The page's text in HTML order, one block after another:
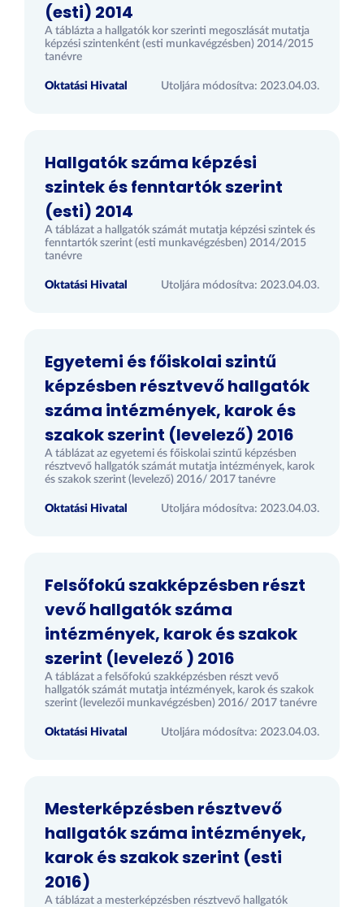
(esti) 2014
A táblázta a hallgatók kor szerinti megoszlását mutatja
képzési szintenként (esti munkavégzésben) 2014/2015
tanévre
Oktatási Hivatal Utoljára módosítva: 2023.04.03.
Hallgatók száma képzési
szintek és fenntartók szerint
(esti) 2014
A táblázat a hallgatók számát mutatja képzési szintek és
fenntartók szerint (esti munkavégzésben) 2014/2015
tanévre
Oktatási Hivatal Utoljára módosítva: 2023.04.03.
Egyetemi és főiskolai szintű
képzésben résztvevő hallgatók
száma intézmények, karok és
szakok szerint (levelező) 2016
A táblázat az egyetemi és főiskolai szintű képzésben
résztvevő hallgatók számát mutatja intézmények, karok
és szakok szerint (levelező) 2016/ 2017 tanévre
Oktatási Hivatal Utoljára módosítva: 2023.04.03.
Felsőfokú szakképzésben részt
vevő hallgatók száma
intézmények, karok és szakok
szerint (levelező ) 2016
A táblázat a felsőfokú szakképzésben részt vevő
hallgatók számát mutatja intézmények, karok és szakok
szerint (levelezői munkavégzésben) 2016/ 2017 tanévre
Oktatási Hivatal Utoljára módosítva: 2023.04.03.
Mesterképzésben résztvevő
hallgatók száma intézmények,
karok és szakok szerint (esti
2016)
A táblázat a mesterképzésben résztvevő hallgatók